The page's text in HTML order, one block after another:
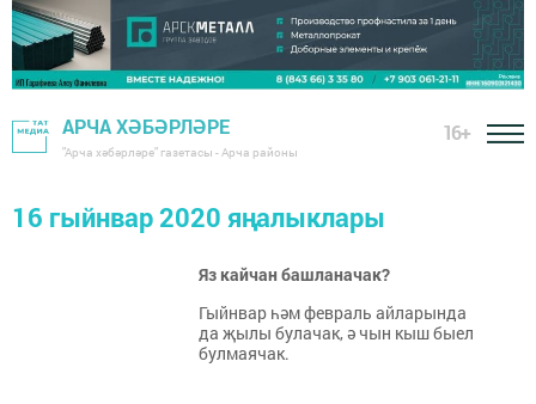
АРЧА ХӘБӘРЛӘРЕ
"Арча хәбәрләре" газетасы - Арча районы
16+
16 гыйнвар 2020 яңалыклары
Яз кайчан башланачак?
Гыйнвар һәм февраль айларында
да җылы булачак, ә чын кыш быел
булмаячак.